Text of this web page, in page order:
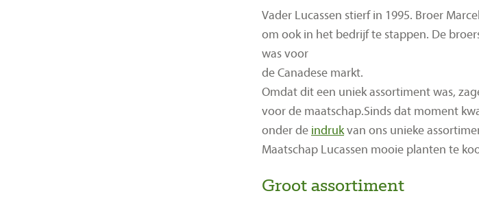
Vader Lucassen stierf in 1995. Broer
om ook in het bedrijf te stappen. De
was voor
de Canadese markt.
Omdat dit een uniek assortiment was,
voor de maatschap.Sinds dat moment
onder de indrukvan ons unieke
Maatschap Lucassen mooie planten te
Groot assortiment